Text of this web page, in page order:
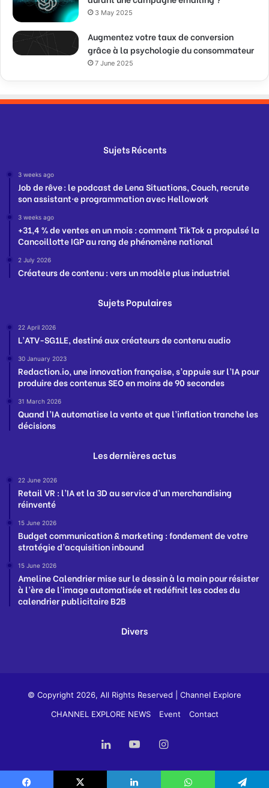
3 May 2025
Augmentez votre taux de conversion
grâce à la psychologie du consommateur
7 June 2025
Sujets Récents
3 weeks ago
Job de rêve : le podcast de Lena Situations, Couch, recrute
son assistant·e programmation avec Hellowork
3 weeks ago
+31,4 % de ventes en un mois : comment TikTok a propulsé la
Cancoillotte IGP au rang de phénomène national
2 July 2026
Créateurs de contenu : vers un modèle plus industriel
Sujets Populaires
22 April 2026
L’ATV-SG1LE, destiné aux créateurs de contenu audio
30 January 2023
Redaction.io, une innovation française, s’appuie sur l’IA pour
produire des contenus SEO en moins de 90 secondes
31 March 2026
Quand l’IA automatise la vente et que l’inflation tranche les
décisions
Les dernières actus
22 June 2026
Retail VR : l’IA et la 3D au service d’un merchandising
réinventé
15 June 2026
Budget communication & marketing : fondement de votre
stratégie d’acquisition inbound
15 June 2026
Ameline Calendrier mise sur le dessin à la main pour résister
à l’ère de l’image automatisée et redéfinit les codes du
calendrier publicitaire B2B
Divers
© Copyright 2026, All Rights Reserved | Channel Explore
CHANNEL EXPLORE NEWS
Event Contact
LinkedInYouTubeInstagram